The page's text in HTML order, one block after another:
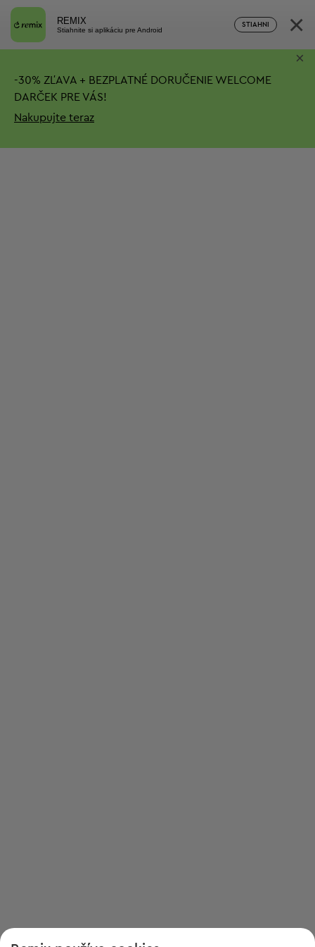
REMIX
Stiahnite si aplikáciu pre Android
STIAHNI ×
-30% ZĽAVA + BEZPLATNÉ DORUČENIE WELCOME
DARČEK PRE VÁS!
Nakupujte teraz
×